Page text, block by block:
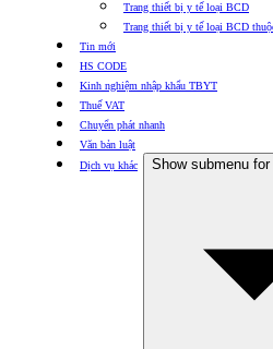
Trang thiết bị y tế loại BCD
Trang thiết bị y tế loại BCD
Tin mới
HS CODE
Kinh nghiệm nhập khẩu TBYT
Thuế VAT
Chuyển phát nhanh
Văn bản luật
Dịch vụ khác
Show submenu